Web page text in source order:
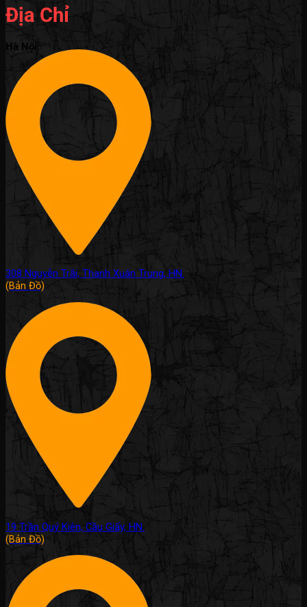
Địa Chỉ
Hà Nội:
308 Nguyễn Trãi, Thanh Xuân Trung, HN.
(Bản Đồ)
19 Trần Quý Kiên, Cầu Giấy, HN.
(Bản Đồ)